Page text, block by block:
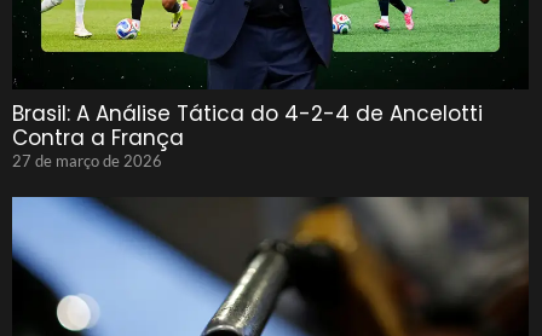
Brasil: A Análise Tática do 4-2-4 de Ancelotti
Contra a França
27 de março de 2026